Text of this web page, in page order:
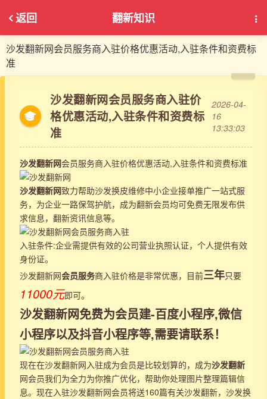
返回 翻新知识
沙发翻新网会员服务商入驻价格优惠活动,入驻条件和资费标
准
沙发翻新网会员服务商入驻价
格优惠活动,入驻条件和资费标
准
2026-04-
16
13:33:03
沙发翻新网会员服务商入驻价格优惠活动,入驻条件和资费标准
沙发翻新网致力帮助沙发换皮维修中小企业接单推广一站式服
务，为企业一路保驾护航，成为翻新会员均可免费无限发布供
求信息，翻新资讯信息等。
入驻条件:企业需提供有效的公司营业执照认证，个人提供有效
身份证。
沙发翻新网会员服务商入驻价格是非常优惠，目前三年只要
11000元即可。
沙发翻新网免费为会员建-百度小程序,微信
小程序以及抖音小程序等,需要请联系！
现在在沙发翻新网入驻成为会员是比较划算的，成为沙发翻新
网会员我们为全力为你推广优化，帮助你处理图片整理篇辑信
息。现在入驻沙发翻新网会员将送160篇有关沙发翻新，沙发换